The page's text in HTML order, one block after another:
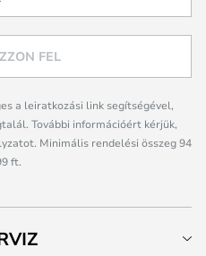
FEL
a leiratkozási link segítségével,
További információért kérjük,
Minimális rendelési összeg 94
ft.